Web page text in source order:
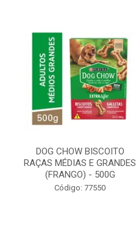
DOG CHOW BISCOITO
RAÇAS MÉDIAS E GRANDES
(FRANGO) - 500G
Código: 77550